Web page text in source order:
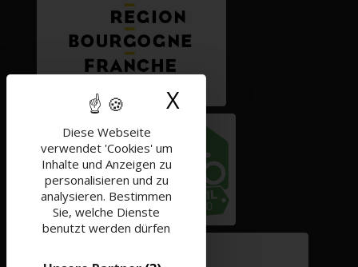
Diese Webseite
verwendet 'Cookies' um
Inhalte und Anzeigen zu
personalisieren und zu
analysieren. Bestimmen
Sie, welche Dienste
benutzt werden dürfen
X Cookies-